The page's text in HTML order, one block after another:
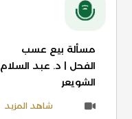
مسألة بيع عسب
الفحل | د. عبد السلام
الشويعر
شاهد المزيد